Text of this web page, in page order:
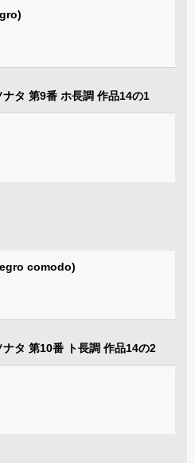
タ 第9番 ホ長調 作品14の1
comodo)
タ 第10番 ト長調 作品14の2